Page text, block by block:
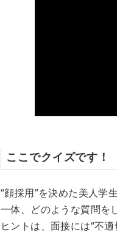
ここでクイズです！
“顔採用”を決めた美人学
一体、どのような質問を
ヒントは、面接には“不